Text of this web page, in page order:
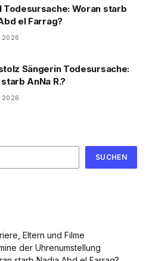
Todesursache: Woran starb
el Farrag?
2026
Sängerin Todesursache:
AnNa R.?
2026
SUCHEN
Eltern und Filme
der Uhrenumstellung